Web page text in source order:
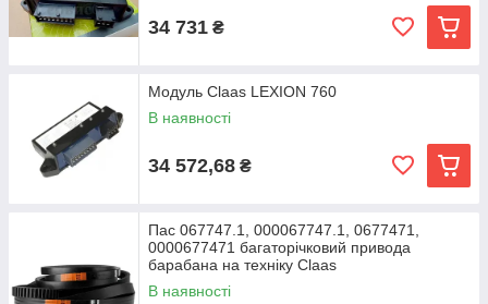
34 731 ₴
Модуль Claas LEXION 760
В наявності
34 572,68 ₴
Пас 067747.1, 000067747.1, 0677471,
0000677471 багаторічковий привода
барабана на техніку Claas
В наявності